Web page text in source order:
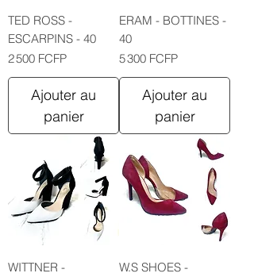
TED ROSS -
ESCARPINS - 40
Prix
2 500 FCFP
Ajouter au
panier
ERAM - BOTTINES -
40
Prix
5 300 FCFP
Ajouter au
panier
WITTNER -
W.S SHOES -